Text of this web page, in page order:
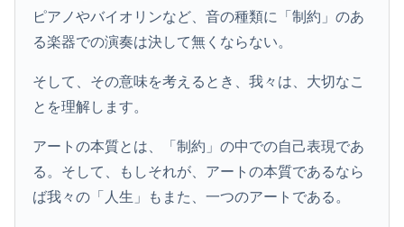
ピアノやバイオリンなど、音の種類に「制約」のあ
る楽器での演奏は決して無くならない。
そして、その意味を考えるとき、我々は、大切なこ
とを理解します。
アートの本質とは、「制約」の中での自己表現であ
る。そして、もしそれが、アートの本質であるなら
ば我々の「人生」もまた、一つのアートである。